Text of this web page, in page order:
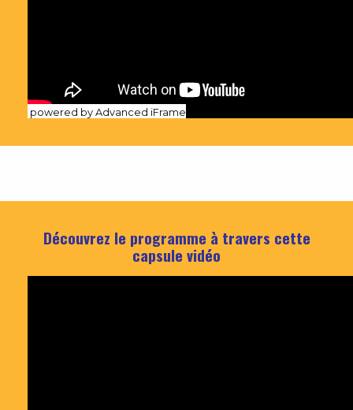
powered by Advanced iFrame
Découvrez le programme à travers cette
capsule vidéo